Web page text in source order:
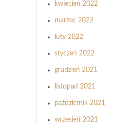
kwiecień 2022
marzec 2022
luty 2022
styczeń 2022
grudzień 2021
listopad 2021
październik 2021
wrzesień 2021